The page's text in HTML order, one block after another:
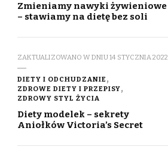
Zmieniamy nawyki żywieniowe
– stawiamy na dietę bez soli
ZAKTUALIZOWANO W DNIU14 STYCZNIA 2022
DIETY I ODCHUDZANIE
ZDROWE DIETY I PRZEPISY
ZDROWY STYL ŻYCIA
Diety modelek – sekrety
Aniołków Victoria’s Secret